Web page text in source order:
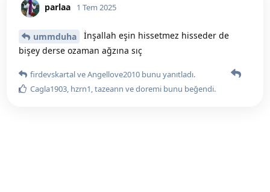
parlaa 1 Tem 2025
ummduha
İnşallah eşin hissetmez hisseder de
bişey derse ozaman ağzına sıç
firdevskartalveAngellove2010 bunu yanıtladı.
Cagla1903, hzrn1,tazeann vedoremi bunu beğendi.